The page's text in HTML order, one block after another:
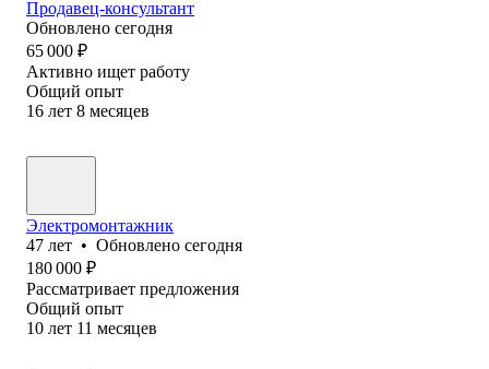
Продавец-консультант
Обновлено сегодня
65 000 ₽
Активно ищет работу
Общий опыт
16 лет 8 месяцев
Электромонтажник
47 лет • Обновлено сегодня
180 000 ₽
Рассматривает предложения
Общий опыт
10 лет 11 месяцев